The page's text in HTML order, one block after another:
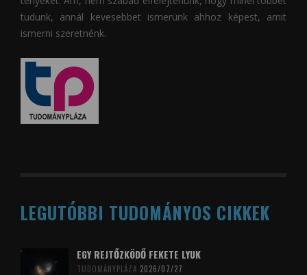
tudunk, annál kevesebbet ismerünk ahhoz képest, amit
ismerni szeretnénk.
LEGUTÓBBI TUDOMÁNYOS CIKKEK
EGY REJTŐZKÖDŐ FEKETE LYUK
TUDOMÁNYPLÁZA 2026/07/27